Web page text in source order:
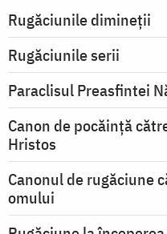
Rugăciunile dimineții
Rugăciunile serii
Paraclisul Preasfintei
Canon de pocăință
Hristos
Canonul de rugăciune
omului